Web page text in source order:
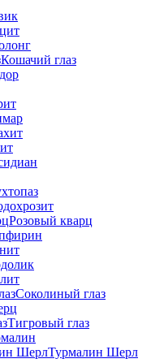
Кошачий глаз
Розовый кварц
Соколиный глаз
Тигровый глаз
Турмалин Шерл